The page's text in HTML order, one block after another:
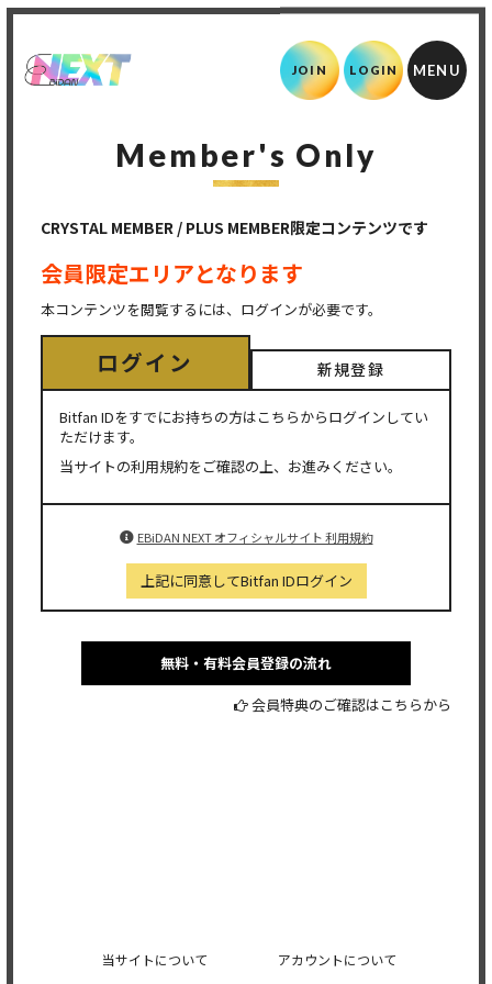
JOIN LOGIN
Member's Only
CRYSTAL MEMBER / PLUS MEMBER限定コンテンツです
会員限定エリアとなります
本コンテンツを閲覧するには、ログインが必要です。
ログイン 新規登録
Bitfan IDをすでにお持ちの方はこちらからログインしてい
ただけます。
当サイトの利用規約をご確認の上、お進みください。
EBiDAN NEXT オフィシャルサイト 利用規約
上記に同意してBitfan IDログイン
無料・有料会員登録の流れ
会員特典のご確認はこちらから
当サイトについて アカウントについて